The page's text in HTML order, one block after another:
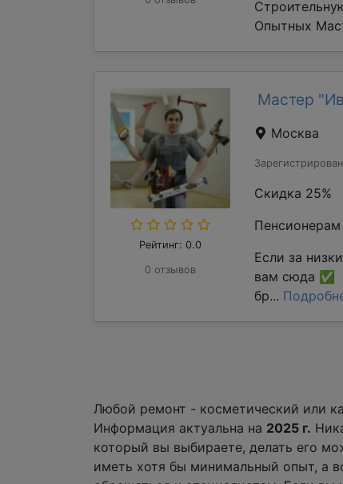
Опытных
Рейтинг: 0.0
0 отзывов
Мастер
Москва
Скидка 25%
Пенсионерам
Если за
вам сюда ✅
бр...
Любой ремонт - косметический или
Информация актуальна на 2025 г.
который вы выбираете, делать его
иметь хотя бы минимальный опыт, а